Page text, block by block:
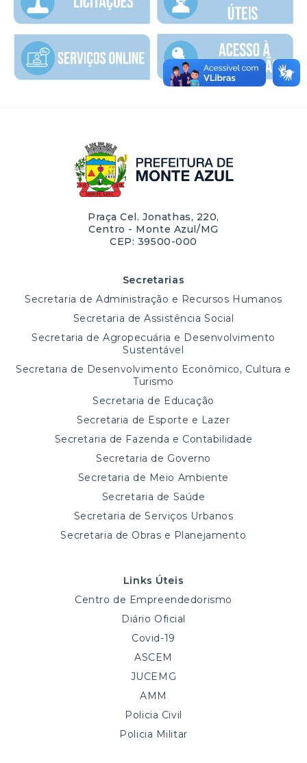
Praça Cel. Jonathas, 220,
Centro - Monte Azul/MG
CEP: 39500-000
Secretarias
Secretaria de Administração e Recursos Humanos
Secretaria de Assistência Social
Secretaria de Agropecuária e Desenvolvimento
Sustentável
Secretaria de Desenvolvimento Econômico, Cultura e
Turismo
Secretaria de Educação
Secretaria de Esporte e Lazer
Secretaria de Fazenda e Contabilidade
Secretaria de Governo
Secretaria de Meio Ambiente
Secretaria de Saúde
Secretaria de Serviços Urbanos
Secretaria de Obras e Planejamento
Links Úteis
Centro de Empreendedorismo
Diário Oficial
Covid-19
ASCEM
JUCEMG
AMM
Policia Civil
Policia Militar